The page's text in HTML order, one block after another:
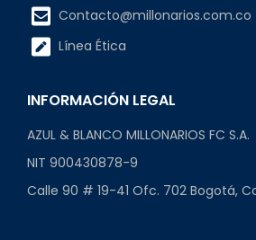
Contacto@millonarios.com.co
Línea Ética
INFORMACIÓN LEGAL
AZUL & BLANCO MILLONARIOS FC S.A.
NIT 900430878-9
Calle 90 # 19-41 Ofc. 702 Bogotá,